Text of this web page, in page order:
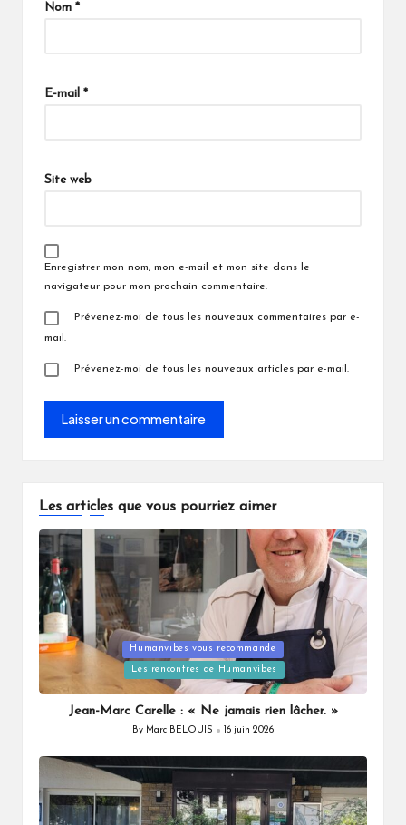
Nom *
E-mail *
Site web
Enregistrer mon nom, mon e-mail et mon site dans le
navigateur pour mon prochain commentaire.
Prévenez-moi de tous les nouveaux commentaires par e-
mail.
Prévenez-moi de tous les nouveaux articles par e-mail.
Les articles que vous pourriez aimer
Posted
Humanvibes vous recommande
Les rencontres de Humanvibes
Jean-Marc Carelle : « Ne jamais rien lâcher. »
Posted
By Marc BELOUIS 16 juin 2026